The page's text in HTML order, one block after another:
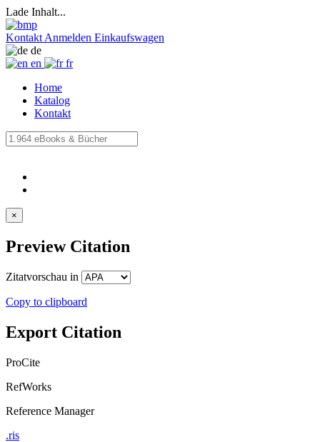
Lade Inhalt...
Kontakt Anmelden Einkaufswagen
de
en
fr
Home
Katalog
Kontakt
×
Preview Citation
Zitatvorschau in
Copy to clipboard
Export Citation
ProCite
RefWorks
Reference Manager
.ris